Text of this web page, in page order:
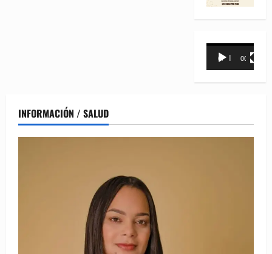
Reproductor
00:00 00:31
INFORMACIÓN / SALUD